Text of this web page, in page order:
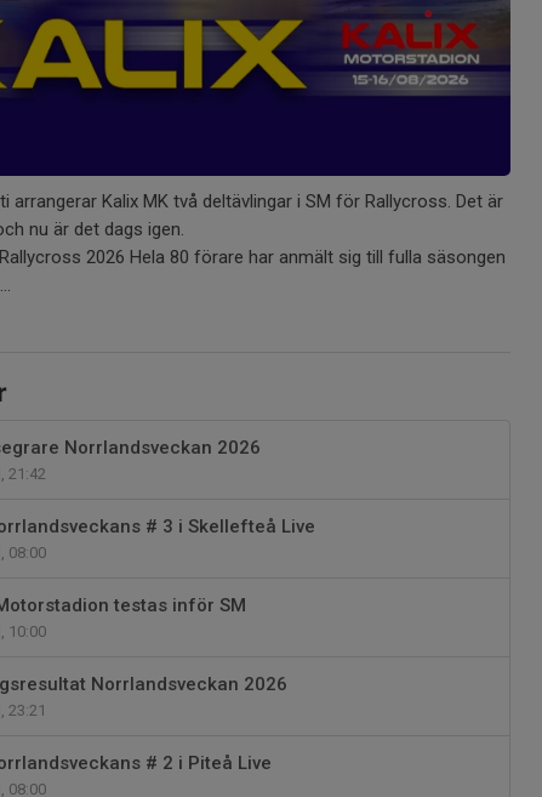
arrangerar Kalix MK två deltävlingar i SM för Rallycross. Det är
nu är det dags igen.
2026 Hela 80 förare har anmält sig till fulla säsongen
Norrlandsveckan 2026
21:42
# 3 i Skellefteå Live
08:00
testas inför SM
10:00
Norrlandsveckan 2026
23:21
# 2 i Piteå Live
08:00